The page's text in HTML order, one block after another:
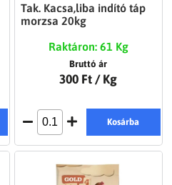
Tak. Kacsa,liba indító táp
morzsa 20kg
Raktáron: 61 Kg
Bruttó ár
300 Ft / Kg
Kosárba